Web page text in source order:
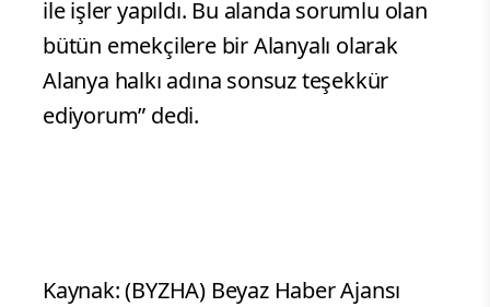
ile işler yapıldı. Bu alanda sorumlu olan
bütün emekçilere bir Alanyalı olarak
Alanya halkı adına sonsuz teşekkür
ediyorum” dedi.
Kaynak: (BYZHA) Beyaz Haber Ajansı